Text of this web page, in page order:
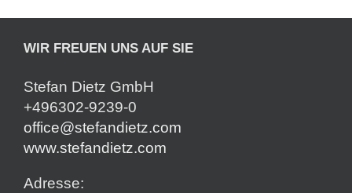
WIR FREUEN UNS AUF SIE
Stefan Dietz GmbH
+496302-9239-0
office@stefandietz.com
www.stefandietz.com
Adresse: